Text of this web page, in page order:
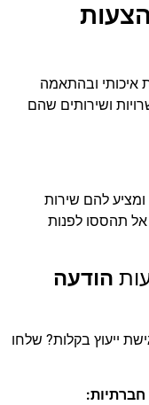
איכותי ובהתאמה
ושירותים שהם
להם שירות
תהססו לפנות
הודעה
ייעוץ בקלות? שלחו